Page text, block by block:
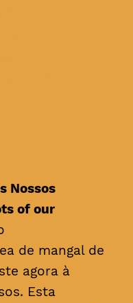
Nossos
of our
de mangal de
agora à
Esta